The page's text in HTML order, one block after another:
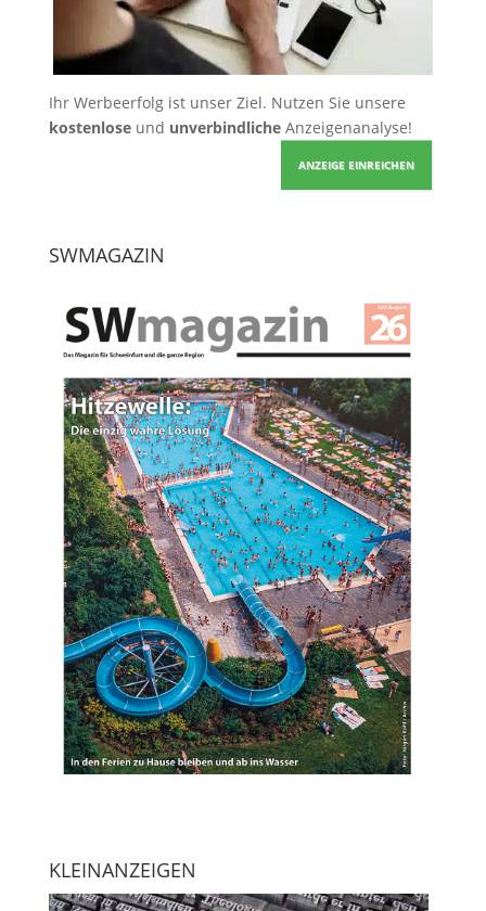
Ihr Werbeerfolg ist unser Ziel. Nutzen Sie unsere
kostenloseund unverbindlicheAnzeigenanalyse!
ANZEIGE EINREICHEN
SWMAGAZIN
KLEINANZEIGEN